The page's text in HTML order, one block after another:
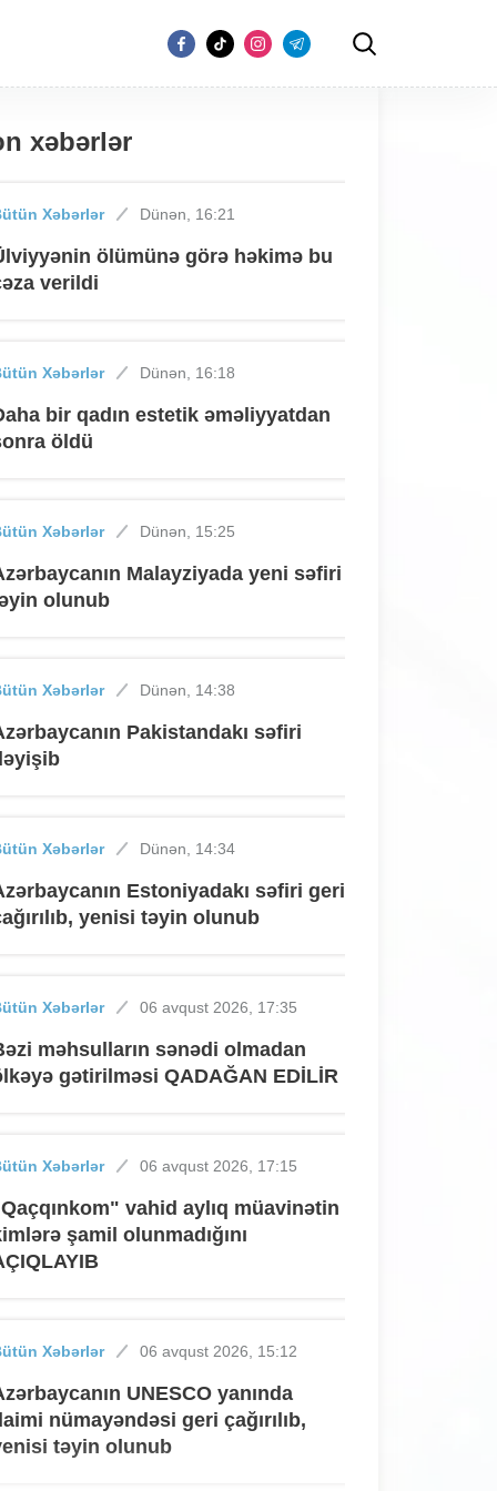
xəbərlər
Xəbərlər Dünən, 16:21
ölümünə görə həkimə bu
verildi
Xəbərlər Dünən, 16:18
bir qadın estetik əməliyyatdan
öldü
Xəbərlər Dünən, 15:25
Malayziyada yeni səfiri
olunub
Xəbərlər Dünən, 14:38
Pakistandakı səfiri
Xəbərlər Dünən, 14:34
Estoniyadakı səfiri geri
yenisi təyin olunub
Xəbərlər 06 avqust 2026, 17:35
məhsulların sənədi olmadan
gətirilməsi QADAĞAN EDİLİR
Xəbərlər 06 avqust 2026, 17:15
vahid aylıq müavinətin
şamil olunmadığını
Xəbərlər 06 avqust 2026, 15:12
UNESCO yanında
nümayəndəsi geri çağırılıb,
təyin olunub